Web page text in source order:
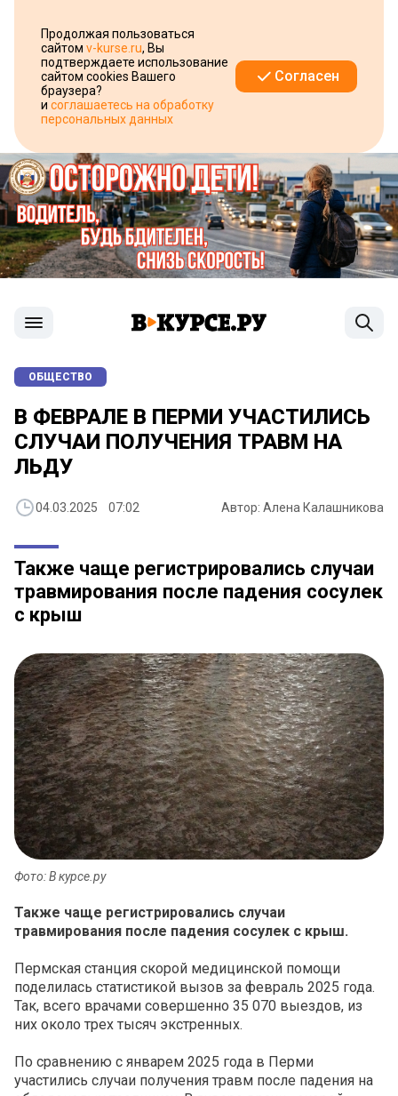
Продолжая пользоваться
сайтом v-kurse.ru, Вы
подтверждаете использование
сайтом cookies Вашего
браузера?
и соглашаетесь на обработку
персональных данных
Согласен
ОБЩЕСТВО
В ФЕВРАЛЕ В ПЕРМИ УЧАСТИЛИСЬ
СЛУЧАИ ПОЛУЧЕНИЯ ТРАВМ НА
ЛЬДУ
04.03.2025 07:02 Автор: Алена Калашникова
Также чаще регистрировались случаи
травмирования после падения сосулек
с крыш
Фото: В курсе.ру
Также чаще регистрировались случаи
травмирования после падения сосулек с крыш.
Пермская станция скорой медицинской помощи
поделилась статистикой вызов за февраль 2025 года.
Так, всего врачами совершенно 35 070 выездов, из
них около трех тысяч экстренных.
По сравнению с январем 2025 года в Перми
участились случаи получения травм после падения на